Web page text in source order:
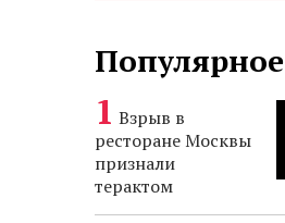
Популярное
Взрыв в
ресторане Москвы
признали
терактом